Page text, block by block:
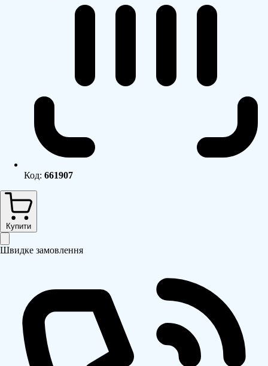
Код: 661907
Купити
Швидке замовлення